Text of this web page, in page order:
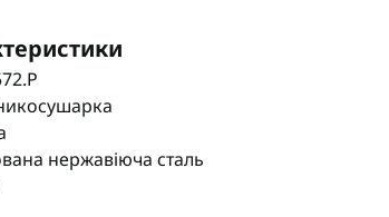
нержавіюча сталь